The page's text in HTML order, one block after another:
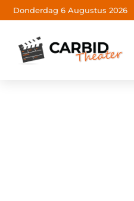
Donderdag 6 Augustus 2026